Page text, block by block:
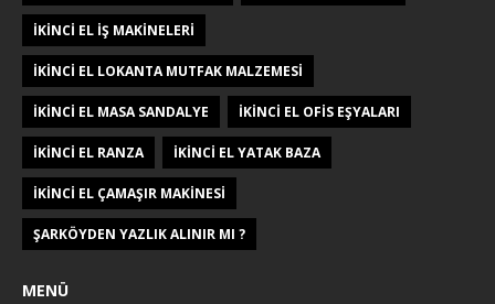
IKINCI EL IŞ MAKINELERI
IKINCI EL LOKANTA MUTFAK MALZEMESI
IKINCI EL MASA SANDALYE IKINCI EL OFIS EŞYALARI
IKINCI EL RANZA IKINCI EL YATAK BAZA
IKINCI EL ÇAMAŞIR MAKINESI
ŞARKÖYDEN YAZLIK ALINIR MI ?
MENÜ